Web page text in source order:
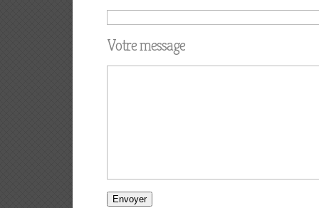
Votre message